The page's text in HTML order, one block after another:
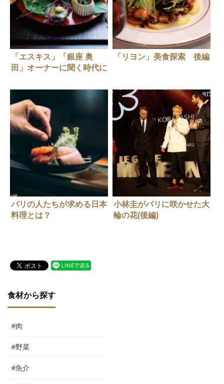
「エスキス」「銀座 奥
田」オーナーに聞く時代に
ジメント
「リヨン」美食探索 後編
パリの人たちが求める日本
料理とは？
小林圭がパリに咲かせた大
輪の花(後編)
食材から探す
#肉
#野菜
#魚介